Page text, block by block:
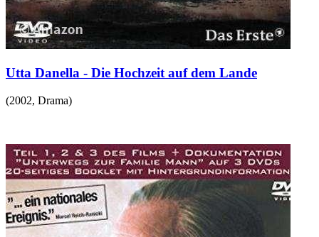
Utta Danella - Die Hochzeit auf dem Lande
(2002, Drama)